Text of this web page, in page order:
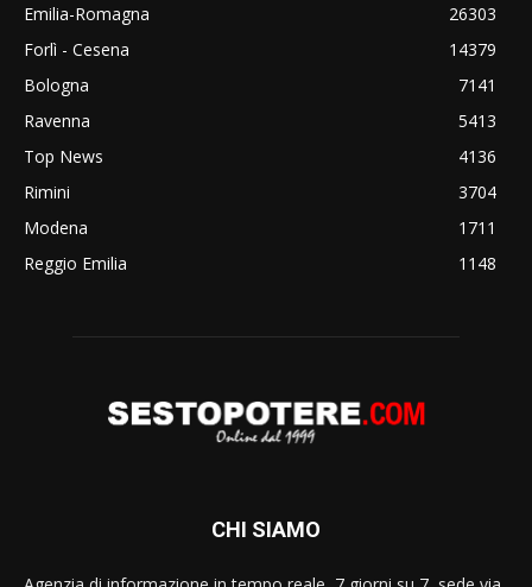
Emilia-Romagna
26303
Forlì - Cesena
14379
Bologna
7141
Ravenna
5413
Top News
4136
Rimini
3704
Modena
1711
Reggio Emilia
1148
CHI SIAMO